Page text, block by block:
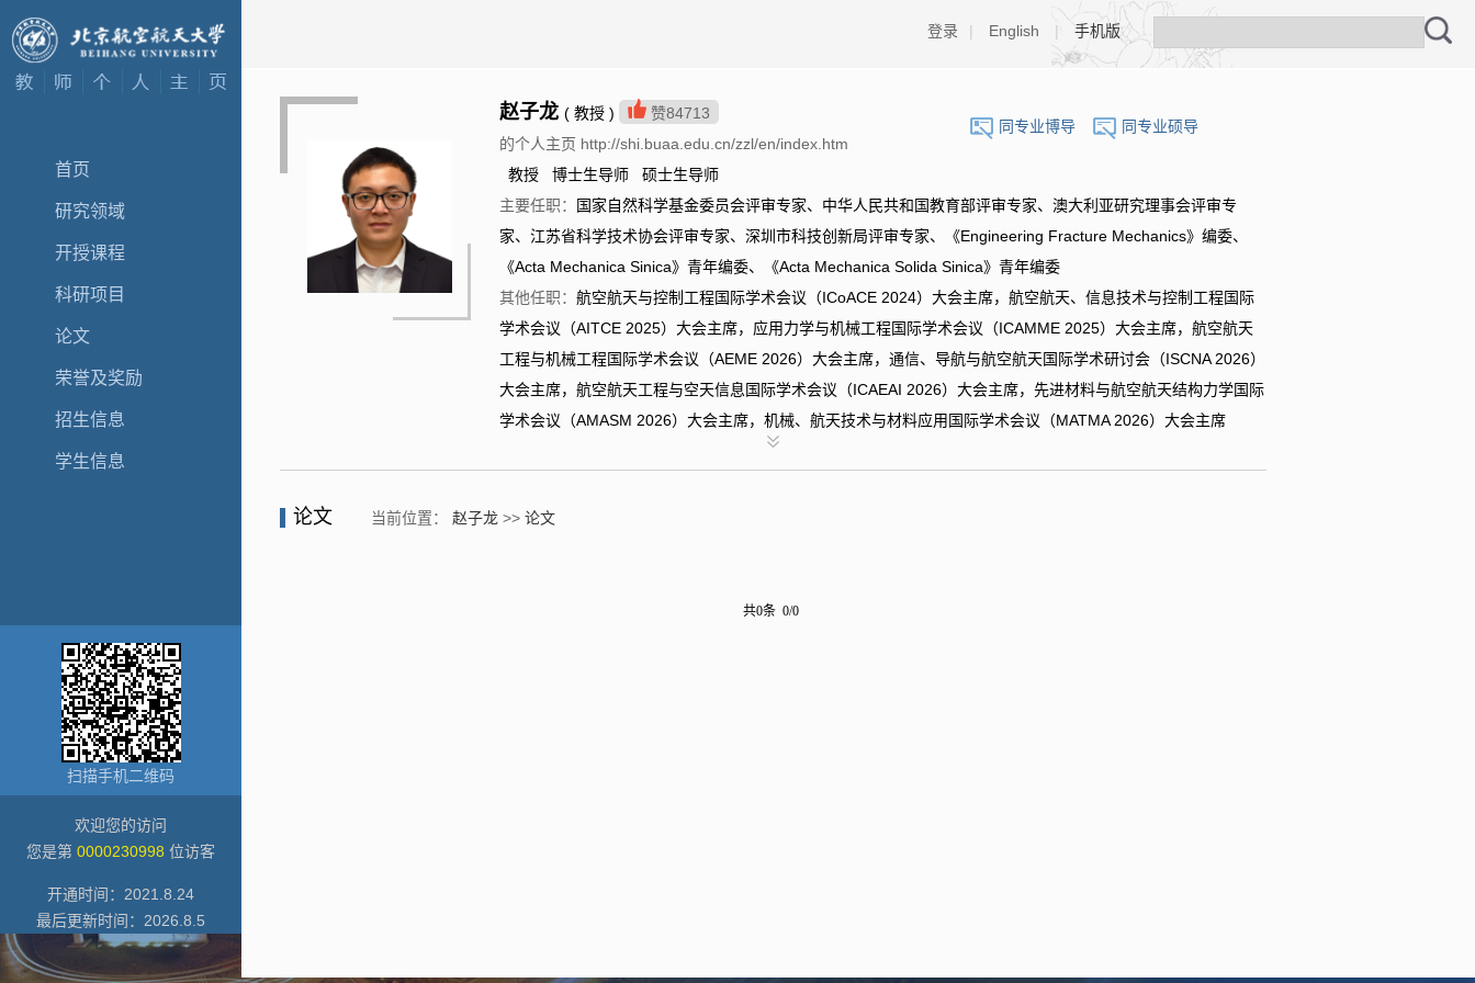
首页
研究领域
开授课程
科研项目
论文
荣誉及奖励
招生信息
学生信息
扫描手机二维码
欢迎您的访问
您是第 0000230998 位访客
开通时间： 2021 8 24
最后更新时间： 2026 8 5
登录 | English | 手机版
同专业博导 同专业硕导
赵子龙 ( 教授 ) 赞84713
的个人主页 http://shi.buaa.edu.cn/zzl/en/index.htm
教授 博士生导师 硕士生导师
主要任职：
国家自然科学基金委员会评审专家、中华人民共和国教育部评审专家、澳大利亚研究理事会评审专
家、江苏省科学技术协会评审专家、深圳市科技创新局评审专家、《Engineering Fracture Mechanics》编委、
《Acta Mechanica Sinica》青年编委、《Acta Mechanica Solida Sinica》青年编委
其他任职： 航空航天与控制工程国际学术会议（ICoACE 2024）大会主席，航空航天、信息技术与控制工程国际
学术会议（AITCE 2025）大会主席，应用力学与机械工程国际学术会议（ICAMME 2025）大会主席，航空航天
工程与机械工程国际学术会议（AEME 2026）大会主席，通信、导航与航空航天国际学术研讨会（ISCNA 2026）
大会主席，航空航天工程与空天信息国际学术会议（ICAEAI 2026）大会主席，先进材料与航空航天结构力学国际
学术会议（AMASM 2026）大会主席，机械、航天技术与材料应用国际学术会议（MATMA 2026）大会主席
论文 当前位置： 赵子龙 >> 论文
共0条 0/0